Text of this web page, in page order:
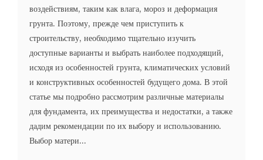
воздействиям, таким как влага, мороз и деформация
грунта. Поэтому, прежде чем приступить к
строительству, необходимо тщательно изучить
доступные варианты и выбрать наиболее подходящий,
исходя из особенностей грунта, климатических условий
и конструктивных особенностей будущего дома. В этой
статье мы подробно рассмотрим различные материалы
для фундамента, их преимущества и недостатки, а также
дадим рекомендации по их выбору и использованию.
Выбор матери...